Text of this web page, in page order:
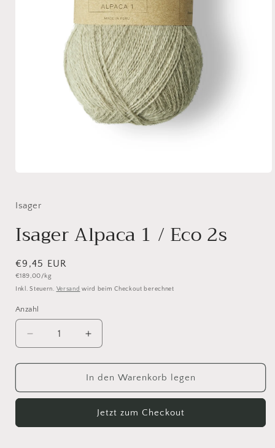
Modal
öffnen
Isager
Isager Alpaca 1 / Eco 2s
Normaler
Preis
€9,45 EUR
Grundpreis
€189,00/kg
Inkl. Steuern. Versand wird beim Checkout berechnet
Anzahl
Anzahl
Verringere
die
Menge
Isager
/
Erhöhe
die
Menge
für
Isager
/
In den Warenkorb legen
Jetzt zum Checkout